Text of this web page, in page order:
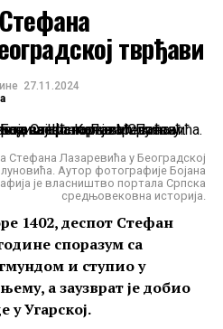
су се магацини соли и
је увожена из Угарске.
је на два врха једног
клисуре. На већем
кула , која је имала
основу.Зидовису јој
.
налазила
кула
била повезана
тврђави
27.11.2024
Стефана Лазаревића у Београдској
Аутор фотографије Бојана
је власништво портала Српска
средњовековна историја.
1402, деспот Стефан
споразум са
и ступио у
а заузврат је добио
у Угарској.